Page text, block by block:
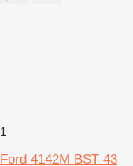
1
Ford 4142M BST 43